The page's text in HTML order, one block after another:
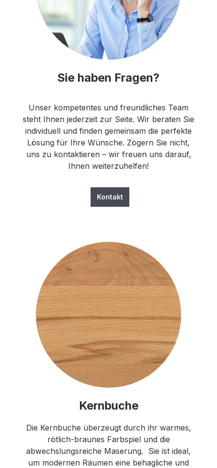
Sie haben Fragen?
Unser kompetentes und freundliches Team
steht Ihnen jederzeit zur Seite. Wir beraten Sie
individuell und finden gemeinsam die perfekte
Lösung für Ihre Wünsche. Zögern Sie nicht,
uns zu kontaktieren – wir freuen uns darauf,
Ihnen weiterzuhelfen!
Kontakt
Kernbuche
Die Kernbuche überzeugt durch ihr warmes,
rötlich-braunes Farbspiel und die
abwechslungsreiche Maserung. Sie ist ideal,
um modernen Räumen eine behagliche und